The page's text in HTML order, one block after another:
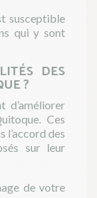
susceptible
qui y sont
DES
?
d’améliorer
Ces
l’accord des
sur leur
de votre